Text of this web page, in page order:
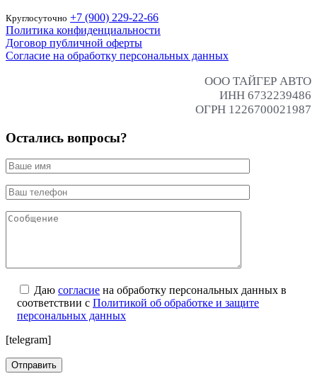
Круглосуточно +7 (900) 229-22-66
Политика конфиденциальности
Договор публичной оферты
Согласие на обработку персональных данных
ООО ТАЙГЕР АВТО
ИНН 6732239486
ОГРН 1226700021987
Остались вопросы?
Даю согласие на обработку персональных данных в
соответствии с Политикой об обработке и защите
персональных данных
[telegram]